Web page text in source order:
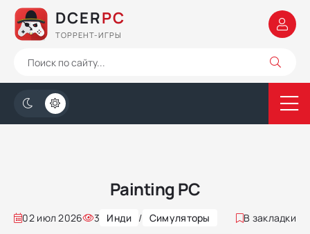
DCERPC
ТОРРЕНТ-ИГРЫ
Painting PC
02 июл 2026 3 Инди / Симуляторы В закладки